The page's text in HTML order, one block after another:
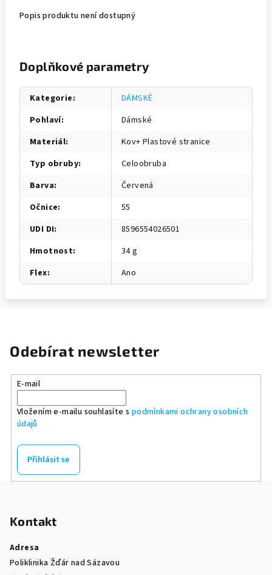
Popis produktu není dostupný
Doplňkové parametry
Kategorie:
DÁMSKÉ
Pohlaví:
Dámské
Materiál:
Kov+ Plastové stranice
Typ obruby:
Celoobruba
Barva:
Červená
Očnice:
55
UDI DI:
8596554026501
Hmotnost:
34 g
Flex: Ano
Odebírat newsletter
E-mail
Vložením e-mailu souhlasíte s podmínkami ochrany osobních
údajů
Přihlásit se
Kontakt
Adresa
Poliklinika Žďár nad Sázavou